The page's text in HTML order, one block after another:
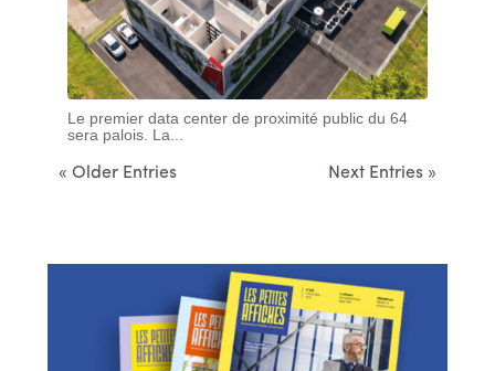
Le premier data center de proximité public du 64
sera palois. La...
« Older Entries Next Entries »